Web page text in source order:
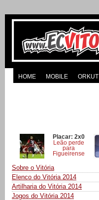
HOME MOBILE ORKUT
Placar: 2x0
Leão perde
para
Figueirense
Sobre o Vitória
Elenco do Vitória 2014
Artilharia do Vitória 2014
Jogos do Vitória 2014